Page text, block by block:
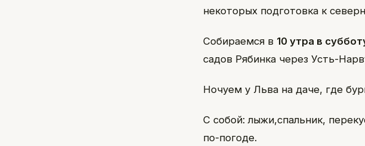
некоторых подготовка к
Собираемся в 10 утра в
садов Рябинка через Усть-
Ночуем у Льва на даче, где
С собой: лыжи,спальник,
по-погоде.